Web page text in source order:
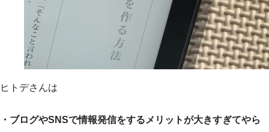
ヒトデさんは
・ブログやSNSで情報発信をするメリットが大きすぎてやら